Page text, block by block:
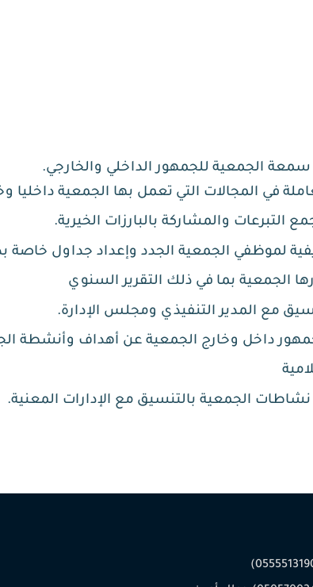
الجمعية للجمهور الداخلي والخارجي.
في المجالات التي تعمل بها الجمعية داخليا
التبرعات والمشاركة بالبارزات الخيرية.
لموظفي الجمعية الجدد وإعداد جداول خاصة
الجمعية بما في ذلك التقرير السنوي
مع المدير التنفيذي ومجلس الإدارة.
داخل وخارج الجمعية عن أهداف وأنشطة
الجمعية بالتنسيق مع الإدارات المعنية.